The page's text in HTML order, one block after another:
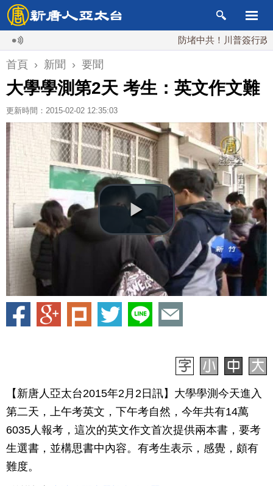
防堵中共！川普簽行政令 對
首頁 › 新聞 › 要聞
大學學測第2天 考生：英文作文難
更新時間：2015-02-02 12:35:03
【新唐人亞太台2015年2月2日訊】大學學測今天進入
第二天，上午考英文，下午考自然，今年共有14萬
6035人報考，這次的英文作文首次提供兩本書，要考
生選書，並構思書中內容。有考生表示，感覺，頗有
難度。